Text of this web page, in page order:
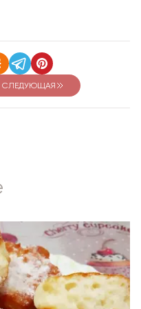
СЛЕДУЮЩАЯ